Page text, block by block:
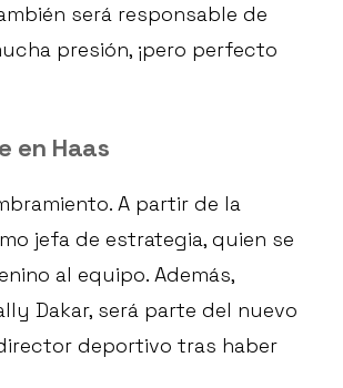
será responsable de
presión, ¡pero perfecto
en Haas
A partir de la
jefa de estrategia, quien se
al equipo. Además,
Dakar, será parte del nuevo
deportivo tras haber